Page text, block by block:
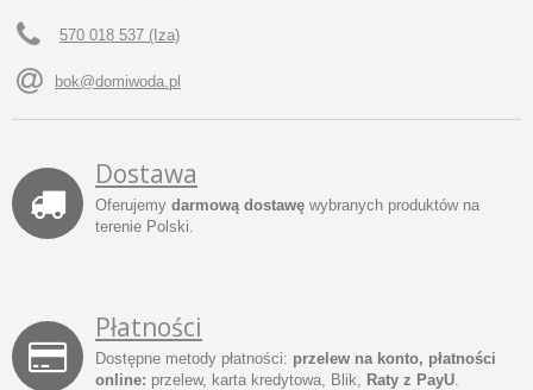
570 018 537 (Iza)
bok@domiwoda.pl
Dostawa
Oferujemy darmową dostawę wybranych produktów na
terenie Polski.
Płatności
Dostępne metody płatności: przelew na konto, płatności
online: przelew, karta kredytowa, Blik, Raty z PayU